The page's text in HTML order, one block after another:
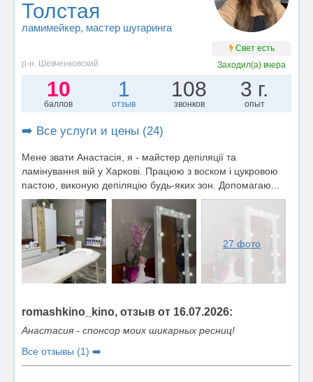
Толстая
ламимейкер, мастер шугаринга
Свет есть
р-н. Шевченковский
Заходил(а)вчера
10
баллов
1
отзыв
108
звонков
3 г.
опыт
➡️ Все услуги и цены (24)
Мене звати Анастасія, я - майстер депіляції та
ламінування вій у Харкові. Працюю з воском і цукровою
пастою, виконую депіляцію будь-яких зон. Допомагаю...
27 фото
romashkino_kino, отзыв от 16.07.2026:
Анастасия - спонсор моих шикарных ресниц!
Все отзывы (1) ➡️